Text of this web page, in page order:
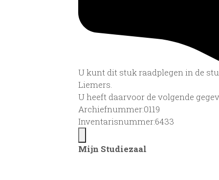
U kunt dit stuk raadplegen in de
Liemers.
U heeft daarvoor de volgende
Archiefnummer:0119
Inventarisnummer:6433
Mijn Studiezaal